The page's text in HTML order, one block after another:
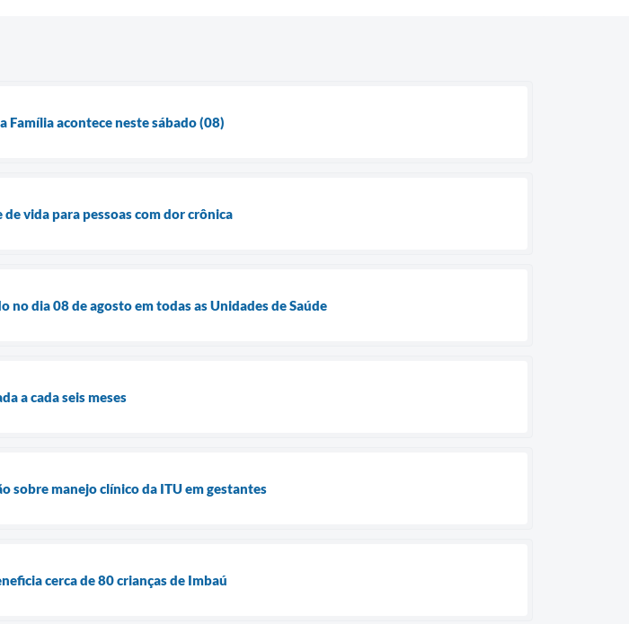
Família acontece neste sábado (08)
vida para pessoas com dor crônica
dia 08 de agosto em todas as Unidades de Saúde
a cada seis meses
sobre manejo clínico da ITU em gestantes
cerca de 80 crianças de Imbaú